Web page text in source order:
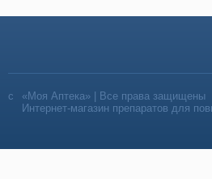
«Моя Аптека» | Все права защищены
Интернет-магазин препаратов для